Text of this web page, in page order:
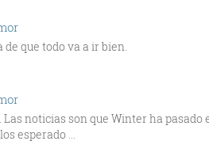
que todo va a ir bien.
noticias son que Winter ha pasado
esperado ...